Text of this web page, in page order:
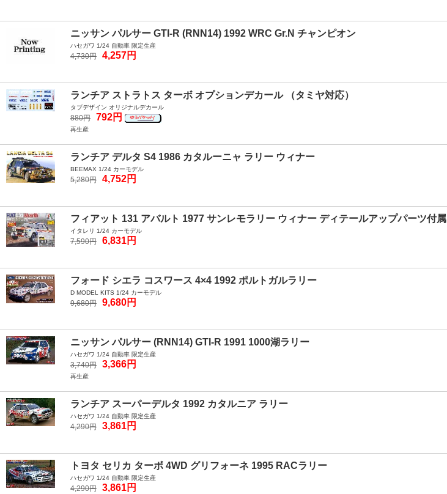
ニッサン パルサー GTI-R (RNN14) 1992 WRC Gr.N チャンピオン
ハセガワ 1/24 自動車 限定生産
4,730円 4,257円
ランチア ストラトス ターボ オプションデカール （タミヤ対応）
タブデザイン オリジナルデカール
880円 792円
再生産
ランチア デルタ S4 1986 カタルーニャ ラリー ウィナー
BEEMAX 1/24 カーモデル
5,280円 4,752円
フィアット 131 アバルト 1977 サンレモラリー ウィナー ディテールアップパーツ付属
イタレリ 1/24 カーモデル
7,590円 6,831円
フォード シエラ コスワース 4×4 1992 ポルトガルラリー
D MODEL KITS 1/24 カーモデル
9,680円 9,680円
ニッサン パルサー (RNN14) GTI-R 1991 1000湖ラリー
ハセガワ 1/24 自動車 限定生産
3,740円 3,366円
再生産
ランチア スーパーデルタ 1992 カタルニア ラリー
ハセガワ 1/24 自動車 限定生産
4,290円 3,861円
トヨタ セリカ ターボ 4WD グリフォーネ 1995 RACラリー
ハセガワ 1/24 自動車 限定生産
4,290円 3,861円